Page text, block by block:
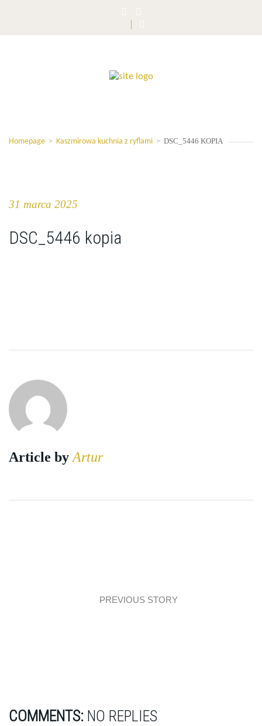
Homepage > Kaszmirowa kuchnia z ryflami > DSC_5446 KOPIA
31 marca 2025
DSC_5446 kopia
Article byArtur
PREVIOUS STORY
COMMENTS: NO REPLIES